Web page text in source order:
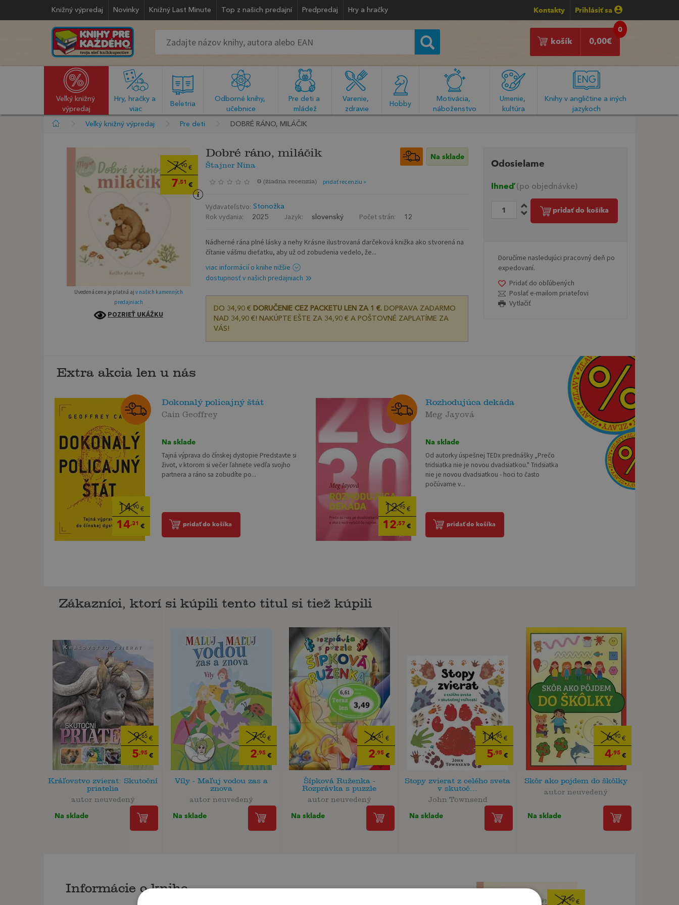
Knižný výpredaj Novinky Knižný Last Minute Top z našich predajní Predpredaj Hry a hračky Kontakty Prihlásiť sa
0
0,00€
košík
Veľký knižný
výpredaj
Hry, hračky a
viac
Beletria
Odborné knihy,
učebnice
Pre deti a
mládež
Varenie,
zdravie
Hobby
Motivácia,
náboženstvo
Umenie,
kultúra
Knihy v angličtine a iných
jazykoch
Veľký knižný výpredaj Pre deti DOBRÉ RÁNO, MILÁČIK
7,90 €
7,51 €
Uvedená cena je platná aj v našich kamenných
predajniach
POZRIEŤ UKÁŽKU
Dobré ráno, miláčik
Štajner Nina
Na sklade
0 (žiadna recenzia) pridať recenziu »
Vydavateľstvo: Stonožka
Rok vydania: 2025 Jazyk: slovenský Počet strán: 12
Nádherné rána plné lásky a nehy Krásne ilustrovaná darčeková knižka ako stvorená na
čítanie vášmu dieťatku, aby už od zobudenia vedelo, že...
viac informácií o knihe nižšie
dostupnosť v našich predajniach
DO 34,90 € DORUČENIE CEZ PACKETU LEN ZA 1 €.DOPRAVA ZADARMO
NAD 34,90 €! NAKÚPTE EŠTE ZA 34,90 € A POŠTOVNÉ ZAPLATÍME ZA
VÁS!
Odosielame
Ihneď(po objednávke)
pridať do košíka
Doručíme nasledujúci pracovný deň po
expedovaní.
Pridať do obľúbených
Poslať e-mailom priateľovi
Vytlačiť
Extra akcia len u nás
14,90 €
14,31 €
Dokonalý policajný štát
Cain Geoffrey
Na sklade
Tajná výprava do čínskej dystopie Predstavte si
život, v ktorom si večer ľahnete vedľa svojho
partnera a ráno sa zobudíte po...
pridať do košíka
12,95 €
12,57 €
Rozhodujúca dekáda
Meg Jayová
Na sklade
Od autorky úspešnej TEDx prednášky „Prečo
tridsiatka nie je novou dvadsiatkou." Tridsiatka
nie je novou dvadsiatkou - hoci to často
počúvame v...
pridať do košíka
Zákazníci, ktorí si kúpili tento titul si tiež kúpili
9,65 €
5,95 €
Kráľovstvo zvierat: Skutoční
priatelia
autor neuvedený
Na sklade
7,00 €
2,95 €
Víly - Maľuj vodou zas a
znova
autor neuvedený
Na sklade
6,61 €
2,95 €
Šípková Ruženka -
Rozprávka s puzzle
autor neuvedený
Na sklade
14,95 €
5,95 €
Stopy zvierat z celého sveta
v skutoč...
John Townsend
Na sklade
6,90 €
4,95 €
Skôr ako pojdem do škôlky
autor neuvedený
Na sklade
Informácie o knihe
7,90€